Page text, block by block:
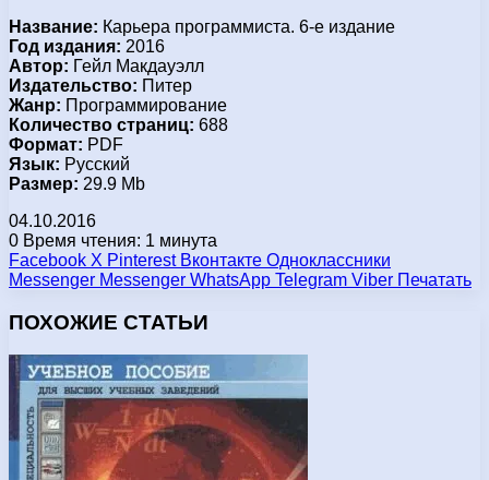
Название: Карьера программиста. 6-е издание
Год издания: 2016
Автор: Гейл Макдауэлл
Издательство: Питер
Жанр: Программирование
Количество страниц: 688
Формат: PDF
Язык: Русский
Размер: 29.9 Mb
04.10.2016
0 Время чтения: 1 минута
Facebook X Pinterest Вконтакте Одноклассники
Messenger Messenger WhatsApp Telegram Viber Печатать
ПОХОЖИЕ СТАТЬИ